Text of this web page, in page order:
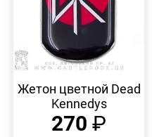
ПРОСМОТР
Жетон цветной Dead
Kennedys
270 ₽